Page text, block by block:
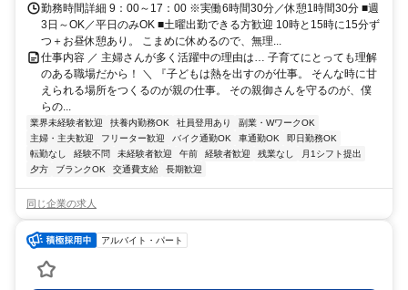
勤務時間詳細 9：00～17：00 ※実働6時間30分／休憩1時間30分 ■週
3日～OK／平日のみOK ■土曜出勤できる方歓迎 10時と15時に15分ず
つ＋お昼休憩あり。 こまめに休めるので、無理...
仕事内容 ／ 主婦さんが多く活躍中の理由は… 子育てにとっても理解
のある職場だから！ ＼ 『子どもは熱を出すのが仕事。 そんな時に甘
えられる場所をつくるのが親の仕事。 その親御さんを守るのが、僕
らの...
業界未経験者歓迎 扶養内勤務OK 社員登用あり
副業・WワークOK
主婦・主夫歓迎
フリーター歓迎 バイク通勤OK 車通勤OK
即日勤務OK
転勤なし
経験不問 未経験者歓迎 午前 経験者歓迎 残業なし
月1シフト提出
夕方
ブランクOK 交通費支給 長期歓迎
同じ企業の求人
アルバイト・パート